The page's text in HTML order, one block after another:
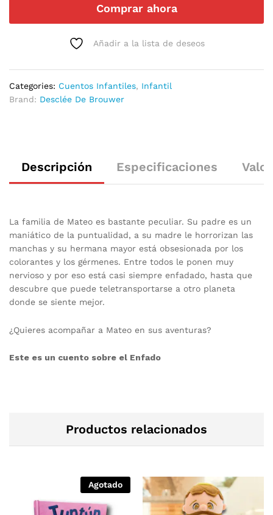
Comprar ahora
Añadir a la lista de deseos
Categories: Cuentos Infantiles, Infantil
Brand: Desclée De Brouwer
Descripción Especificaciones
La familia de Mateo es bastante peculiar. Su padre es un
maniático de la puntualidad, a su madre le horrorizan las
manchas y su hermana mayor está obsesionada por los
colorantes y los gérmenes. Entre todos le ponen muy
nervioso y por eso está casi siempre enfadado, hasta que
descubre que puede teletransportarse a otro planeta
donde se siente mejor.
¿Quieres acompañar a Mateo en sus aventuras?
Este es un cuento sobre el Enfado
Productos relacionados
Agotado